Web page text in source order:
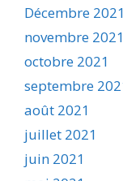
Décembre 2021
novembre 2021
octobre 2021
septembre
août 2021
juillet 2021
juin 2021